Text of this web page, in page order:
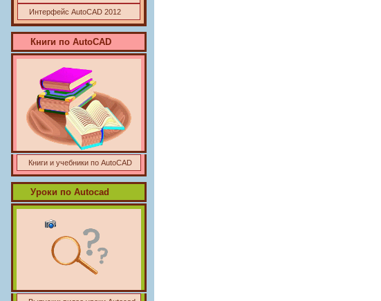
Интерфейс AutoCAD 2012
Книги по AutoCAD
Книги и учебники по AutoCAD
Уроки по Autocad